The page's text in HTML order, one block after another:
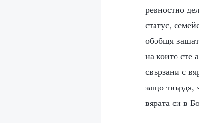
ревностно
статус,
обобщя
на които сте
свързани с
защо твърдя,
вярата си в